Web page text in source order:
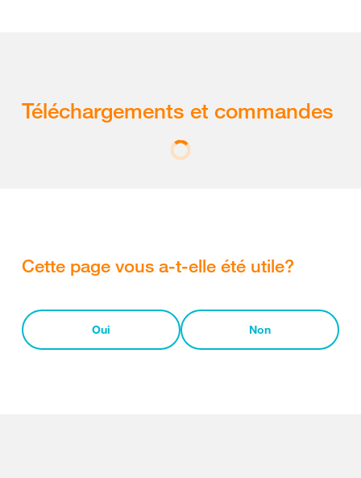
Téléchargements et commandes
Cette page vous a-t-elle été utile?
Oui Non